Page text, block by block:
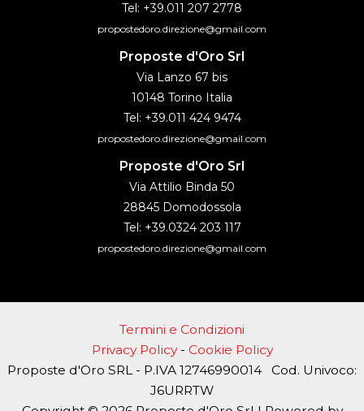
Tel: +39.011 207 2778
propostedoro.direzione@gmail.com
Proposte d'Oro Srl
Via Lanzo 67 bis
10148 Torino Italia
Tel: +39.011 424 9474
propostedoro.direzione@gmail.com
Proposte d'Oro Srl
Via Attilio Binda 50
28845 Domodossola
Tel: +39.0324 203 117
propostedoro.direzione@gmail.com
Termini e Condizioni
Privacy Policy- Cookie Policy
Proposte d'Oro SRL - P.IVA 12746990014 Cod. Univoco:
J6URRTW